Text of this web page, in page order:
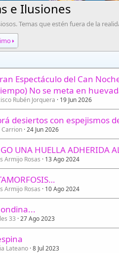
e Ilusiones
Temas que estén fuera de la
Espectáculo del Can
No se meta en
Rubén Jorquera 19 Jun 2026
desiertos con espejismos
Carrion 24 Jun 2026
UNA HUELLA ADHERIDA
Armijo Rosas 13 Ago 2024
Armijo Rosas 10 Ago 2024
33 27 Ago 2023
Lateano 8 Jul 2023